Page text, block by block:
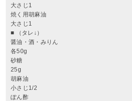
大さじ1
焼く用胡麻油
大さじ1
■ （タレ↓）
醤油・酒・みりん
各50g
砂糖
25g
胡麻油
小さじ1/2
ぽん酢